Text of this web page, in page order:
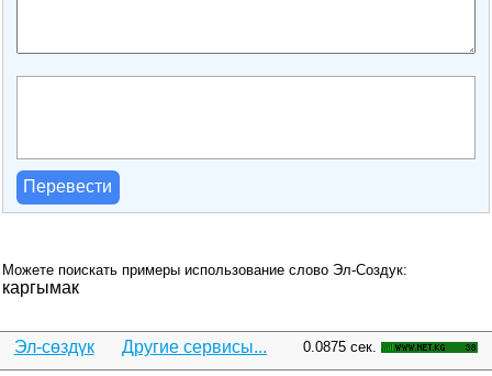
Перевести
Можете поискать примеры использование слово Эл-Создук:
каргымак
Эл-сөздүк Другие сервисы... 0.0875 сек.